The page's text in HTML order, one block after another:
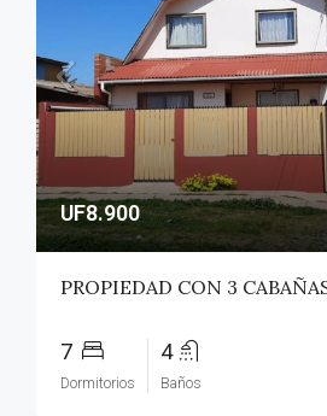
UF8.900
7
Dormitorios
4
Baños